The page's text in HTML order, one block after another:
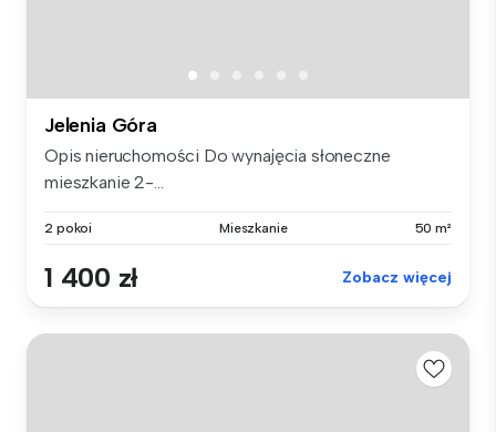
Jelenia Góra
Opis nieruchomości Do wynajęcia słoneczne
mieszkanie 2-...
2 pokoi Mieszkanie 50 m²
1 400 zł Zobacz więcej